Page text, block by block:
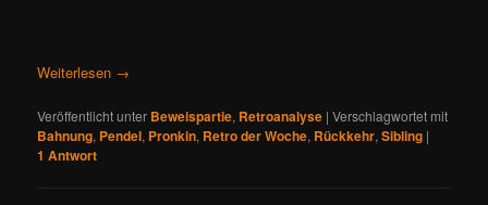
Weiterlesen →
Veröffentlicht unter Beweispartie, Retroanalyse |Verschlagwortet mit
Bahnung, Pendel, Pronkin, Retro der Woche, Rückkehr,Sibling |
1 Antwort